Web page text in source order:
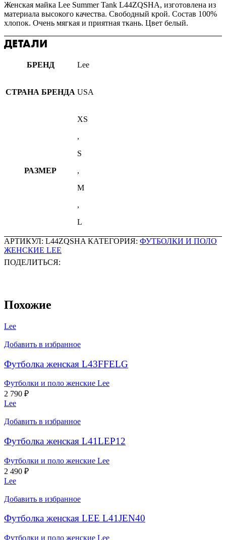
Женская майка Lee Summer Tank L44ZQSHA, изготовлена из
материала высокого качества. Свободный крой. Состав 100%
хлопок. Очень мягкая и приятная ткань. Цвет белый.
ДЕТАЛИ
БРЕНД Lee
СТРАНА БРЕНДА USA
РАЗМЕР
XS
,
S
,
M
,
L
АРТИКУЛ: L44ZQSHA КАТЕГОРИЯ: ФУТБОЛКИ И ПОЛО
ЖЕНСКИЕ LEE
ПОДЕЛИТЬСЯ:
Похожие
Lee
Добавить в избранное
Футболка женская L43FFELG
Футболки и поло женские Lee
2 790 ₽
Lee
Добавить в избранное
Футболка женская L41LEP12
Футболки и поло женские Lee
2 490 ₽
Lee
Добавить в избранное
Футболка женская LEE L41JEN40
Футболки и поло женские Lee